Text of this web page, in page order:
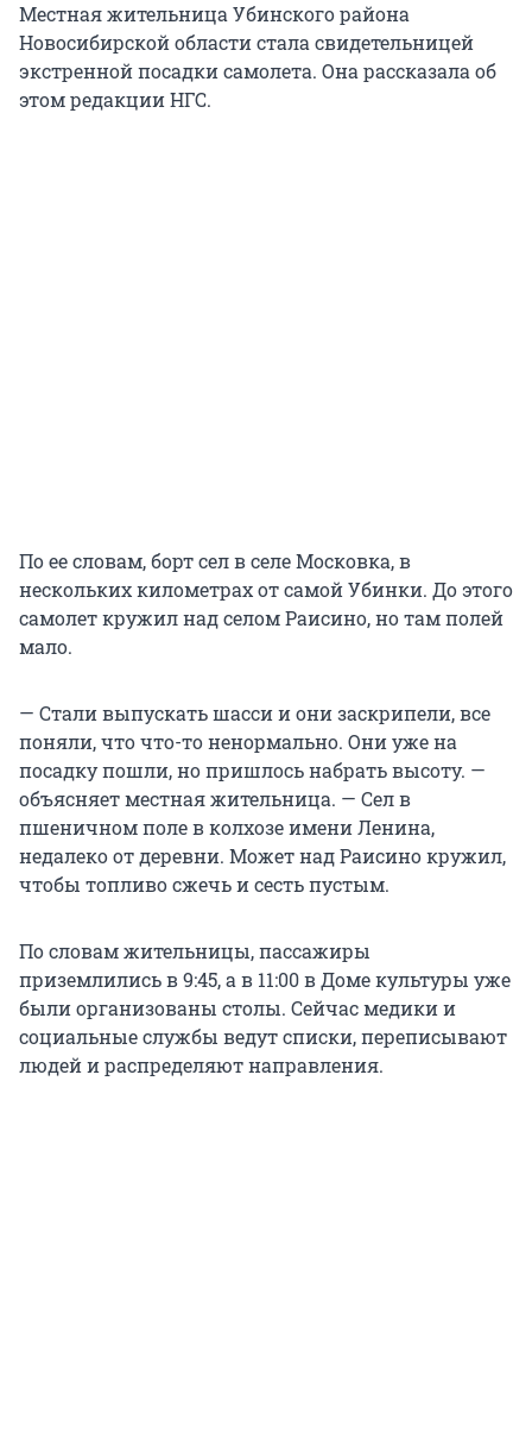
Местная жительница Убинского района
Новосибирской области стала свидетельницей
экстренной посадки самолета. Она рассказала об
этом редакции НГС.
По ее словам, борт сел в селе Московка, в
нескольких километрах от самой Убинки. До этого
самолет кружил над селом Раисино, но там полей
мало.
— Стали выпускать шасси и они заскрипели, все
поняли, что что-то ненормально. Они уже на
посадку пошли, но пришлось набрать высоту. —
объясняет местная жительница. — Сел в
пшеничном поле в колхозе имени Ленина,
недалеко от деревни. Может над Раисино кружил,
чтобы топливо сжечь и сесть пустым.
По словам жительницы, пассажиры
приземлились в 9:45, а в 11:00 в Доме культуры уже
были организованы столы. Сейчас медики и
социальные службы ведут списки, переписывают
людей и распределяют направления.